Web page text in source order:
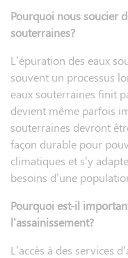
Pourquoi nous soucier
souterraines?
L’épuration des eaux
souvent un processus
eaux souterraines finit
devient même parfois
souterraines devront
façon durable pour
climatiques et s’y
besoins d’une
Pourquoi est-il
l’assainissement?
L’accès à des services